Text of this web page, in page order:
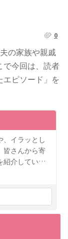
0
の家族や親戚
で今回は、読者
ピソード」を
、イラッとし
皆さんから寄
紹介してい…